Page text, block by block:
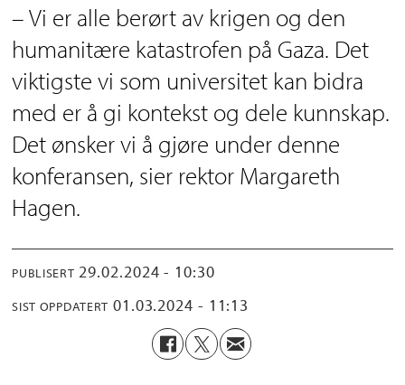
– Vi er alle berørt av krigen og den
humanitære katastrofen på Gaza. Det
viktigste vi som universitet kan bidra
med er å gi kontekst og dele kunnskap.
Det ønsker vi å gjøre under denne
konferansen, sier rektor Margareth
Hagen.
PUBLISERT 29.02.2024 - 10:30
SIST OPPDATERT 01.03.2024 - 11:13